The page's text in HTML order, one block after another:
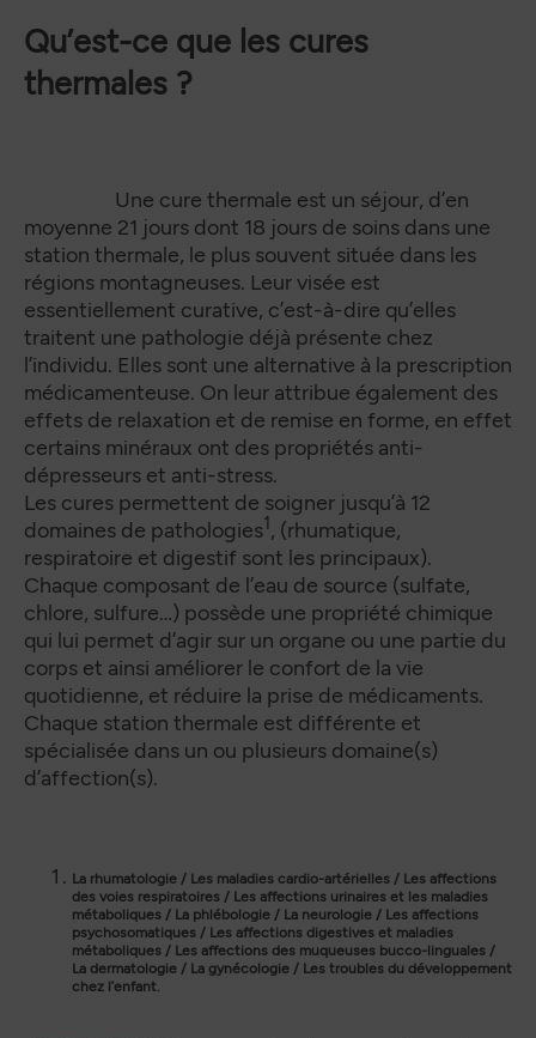
Qu’est-ce que les cures
thermales ?
Une cure thermale est un séjour, d’en
moyenne 21 jours dont 18 jours de soins dans une
station thermale, le plus souvent située dans les
régions montagneuses. Leur visée est
essentiellement curative, c’est-à-dire qu’elles
traitent une pathologie déjà présente chez
l’individu. Elles sont une alternative à la prescription
médicamenteuse. On leur attribue également des
effets de relaxation et de remise en forme, en effet
certains minéraux ont des propriétés anti-
dépresseurs et anti-stress.
Les cures permettent de soigner jusqu’à 12
domaines de pathologies1, (rhumatique,
respiratoire et digestif sont les principaux).
Chaque composant de l’eau de source (sulfate,
chlore, sulfure…) possède une propriété chimique
qui lui permet d’agir sur un organe ou une partie du
corps et ainsi améliorer le confort de la vie
quotidienne, et réduire la prise de médicaments.
Chaque station thermale est différente et
spécialisée dans un ou plusieurs domaine(s)
d’affection(s).
La rhumatologie / Les maladies cardio-artérielles / Les affections
des voies respiratoires / Les affections urinaires et les maladies
métaboliques / La phlébologie / La neurologie / Les affections
psychosomatiques / Les affections digestives et maladies
métaboliques / Les affections des muqueuses bucco-linguales /
La dermatologie / La gynécologie / Les troubles du développement
chez l’enfant.